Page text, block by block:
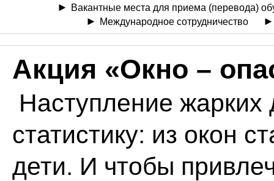
Вакантные места для приема (перевода)
Международное сотрудничество
Акция «Окно –
Наступление
статистику: из окон
дети. И чтобы